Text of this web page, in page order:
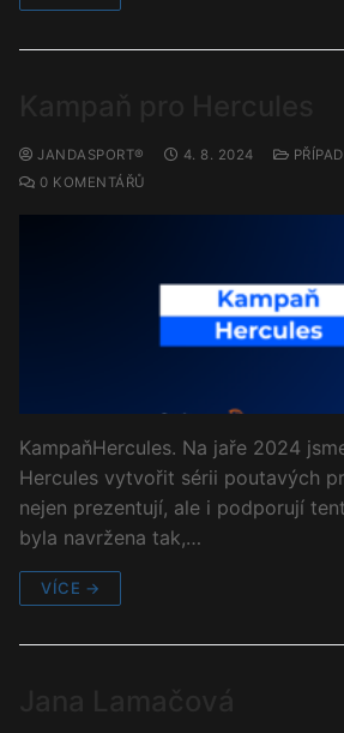
JANDASPORT® 4. 8. 2024
0 KOMENTÁŘŮ
KampaňHercules. Na jaře 2024
Hercules vytvořit sérii poutavých
nejen prezentují, ale i podporují
byla navržena tak,…
VÍCE →